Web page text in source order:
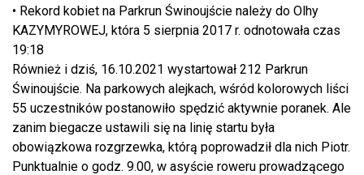
• Rekord kobiet na Parkrun Świnoujście należy do Olhy
KAZYMYROWEJ, która 5 sierpnia 2017 r. odnotowała czas
19:18
Również i dziś, 16.10.2021 wystartował 212 Parkrun
Świnoujście. Na parkowych alejkach, wśród kolorowych liści
55 uczestników postanowiło spędzić aktywnie poranek. Ale
zanim biegacze ustawili się na linię startu była
obowiązkowa rozgrzewka, którą poprowadził dla nich Piotr.
Punktualnie o godz. 9.00, w asyście roweru prowadzącego